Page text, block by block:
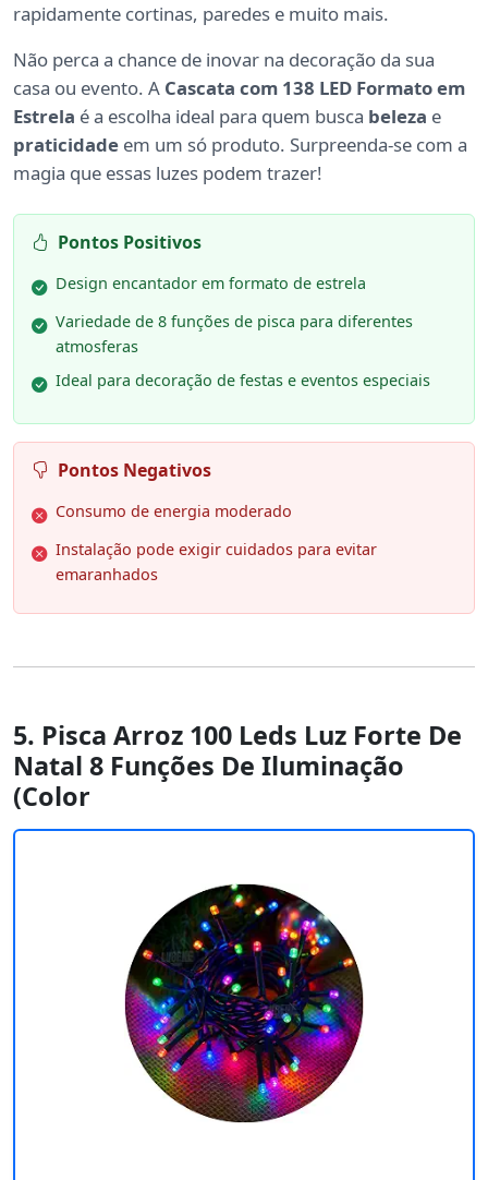
rapidamente cortinas, paredes e muito mais.
Não perca a chance de inovar na decoração da sua
casa ou evento. A Cascata com 138 LED Formato em
Estrela é a escolha ideal para quem busca beleza e
praticidade em um só produto. Surpreenda-se com a
magia que essas luzes podem trazer!
Pontos Positivos
Design encantador em formato de estrela
Variedade de 8 funções de pisca para diferentes
atmosferas
Ideal para decoração de festas e eventos especiais
Pontos Negativos
Consumo de energia moderado
Instalação pode exigir cuidados para evitar
emaranhados
5. Pisca Arroz 100 Leds Luz Forte De
Natal 8 Funções De Iluminação
(Color